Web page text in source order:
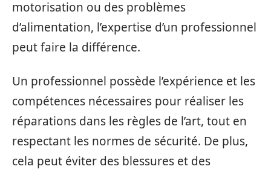
motorisation ou des problèmes
d’alimentation, l’expertise d’un professionnel
peut faire la différence.
Un professionnel possède l’expérience et les
compétences nécessaires pour réaliser les
réparations dans les règles de l’art, tout en
respectant les normes de sécurité. De plus,
cela peut éviter des blessures et des